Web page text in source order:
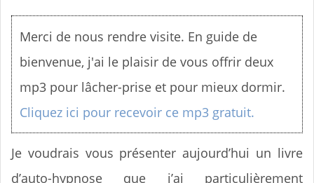
Merci de nous rendre visite. En guide de
bienvenue, j'ai le plaisir de vous offrir deux
mp3 pour lâcher-prise et pour mieux dormir.
Cliquez ici pour recevoir ce mp3 gratuit.
Je voudrais vous présenter aujourd’hui un livre
d’auto-hypnose que j’ai particulièrement